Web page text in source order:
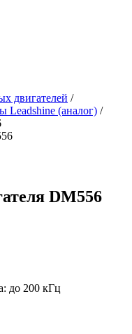
двигателей /
Leadshine (аналог) /
DM556
до 200 кГц